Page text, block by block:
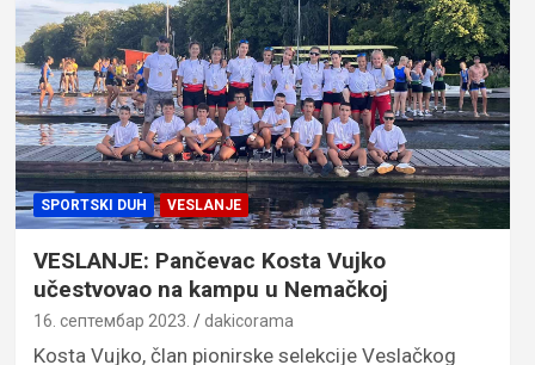
SPORTSKI DUH VESLANJE
VESLANJE: Pančevac Kosta Vujko
učestvovao na kampu u Nemačkoj
16. септембар 2023. dakicorama
Kosta Vujko, član pionirske selekcije Veslačkog